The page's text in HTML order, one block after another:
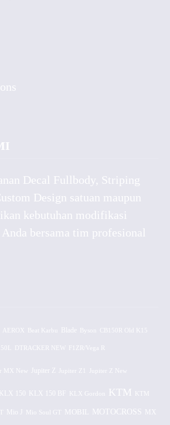
Decal Fullbody, Striping
Design satuan maupun
kebutuhan modifikasi
bersama tim profesional
AEROX CB150R Old K15
DTRACKER NEW F1ZR/Vega R
MX New Jupiter Z Jupiter Z1 Jupiter Z New
KLX 150 KLX 150 BF KLX Gordon KTM KTM
Mio J Mio Soul GT MOBIL MOTOCROSS MX